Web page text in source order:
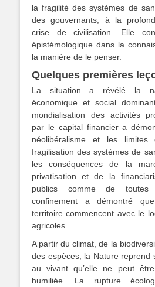
la fragilité des systèmes de
des gouvernants, à la
crise de civilisation. Elle
épistémologique dans la
la manière de le penser.
Quelques premières
La situation a révélé la
économique et social
mondialisation des activités
par le capital financier a
néolibéralisme et les limites
fragilisation des systèmes de
les conséquences de la
privatisation et de la
publics comme de
confinement a démontré
territoire commencent avec le
agricoles.
A partir du climat, de la
des espèces, la Nature reprend
au vivant qu’elle ne peut être
humiliée. La rupture